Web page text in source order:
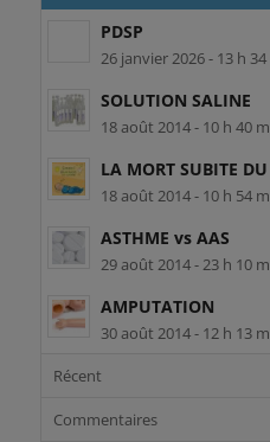
PDSP
26 janvier 2026 - 13 h
SOLUTION SALINE
18 août 2014 - 10 h 40
LA MORT SUBITE
18 août 2014 - 10 h 54
ASTHME vs AAS
29 août 2014 - 23 h 10
AMPUTATION
30 août 2014 - 12 h 13
Récent
Commentaires